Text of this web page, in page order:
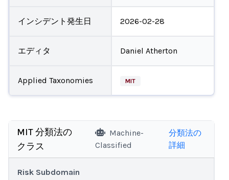
インシデント発生日 2026-02-28
エディタ Daniel Atherton
Applied Taxonomies MIT
MIT 分類法の
クラス
Machine-
Classified
分類法の
詳細
Risk Subdomain